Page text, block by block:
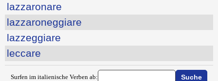
lazzaronare
lazzaroneggiare
lazzeggiare
leccare
Surfen im italienische Verben ab: